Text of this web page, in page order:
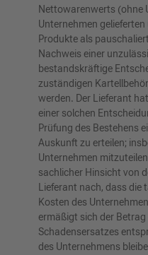
Nettowarenwerts (ohne
Unternehmen
Produkte als
Nachweis einer
bestandskräftige
zuständigen
werden. Der Lieferant
einer solchen
Prüfung des Bestehens
Auskunft zu erteilen;
Unternehmen
sachlicher Hinsicht von
Lieferant nach, dass
Kosten des
ermäßigt sich der
Schadensersatzes
des Unternehmens